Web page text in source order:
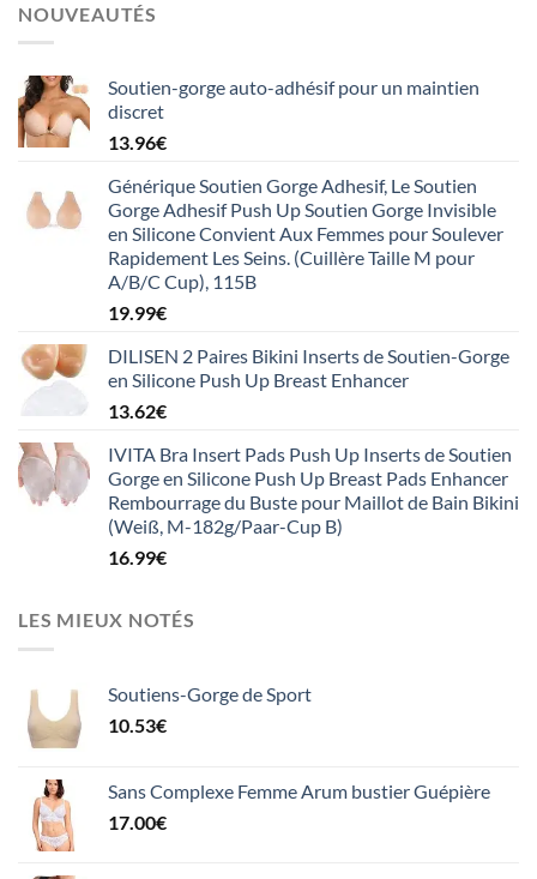
NOUVEAUTÉS
Soutien-gorge auto-adhésif pour un maintien
discret
13.96€
Générique Soutien Gorge Adhesif, Le Soutien
Gorge Adhesif Push Up Soutien Gorge Invisible
en Silicone Convient Aux Femmes pour Soulever
Rapidement Les Seins. (Cuillère Taille M pour
A/B/C Cup), 115B
19.99€
DILISEN 2 Paires Bikini Inserts de Soutien-Gorge
en Silicone Push Up Breast Enhancer
13.62€
IVITA Bra Insert Pads Push Up Inserts de Soutien
Gorge en Silicone Push Up Breast Pads Enhancer
Rembourrage du Buste pour Maillot de Bain Bikini
(Weiß, M-182g/Paar-Cup B)
16.99€
LES MIEUX NOTÉS
Soutiens-Gorge de Sport
10.53€
Sans Complexe Femme Arum bustier Guépière
17.00€